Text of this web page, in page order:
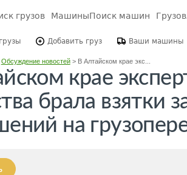
грузов МашиныПоиск машин
Добавить груз Ваши машины
Обсуждение новостей> В Алтайском крае экс...
крае
брала взятки
на